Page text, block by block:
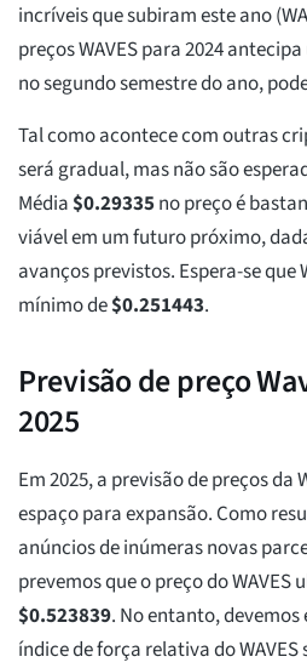
incríveis que subiram este ano
preços WAVES para 2024
no segundo semestre do ano,
Tal como acontece com outras
será gradual, mas não são
Média$0.29335no preço é
viável em um futuro próximo,
avanços previstos. Espera-se que
mínimo de$0.251443.
Previsão de preço
2025
Em 2025, a previsão de preços da
espaço para expansão. Como
anúncios de inúmeras novas
prevemos que o preço do
$0.523839. No entanto, devemos
índice de força relativa do